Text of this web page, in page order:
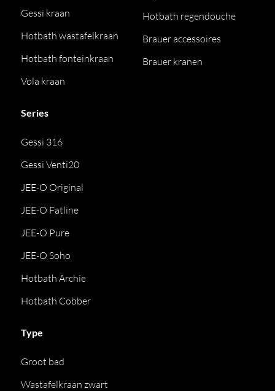
Gessi kraan
Hotbath wastafelkraan
Hotbath fonteinkraan
Vola kraan
Hotbath regendouche
Brauer accessoires
Brauer kranen
Series
Gessi 316
Gessi Venti20
JEE-O Original
JEE-O Fatline
JEE-O Pure
JEE-O Soho
Hotbath Archie
Hotbath Cobber
Type
Groot bad
Wastafelkraan zwart